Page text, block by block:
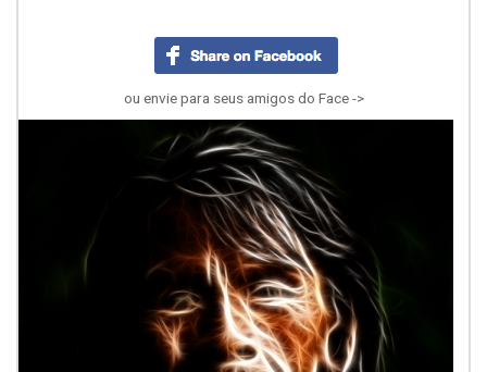
ou envie para seus amigos do Face ->